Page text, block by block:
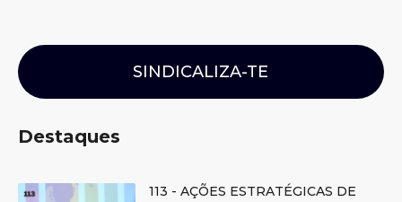
SINDICALIZA-TE
Destaques
113 - AÇÕES ESTRATÉGICAS DE